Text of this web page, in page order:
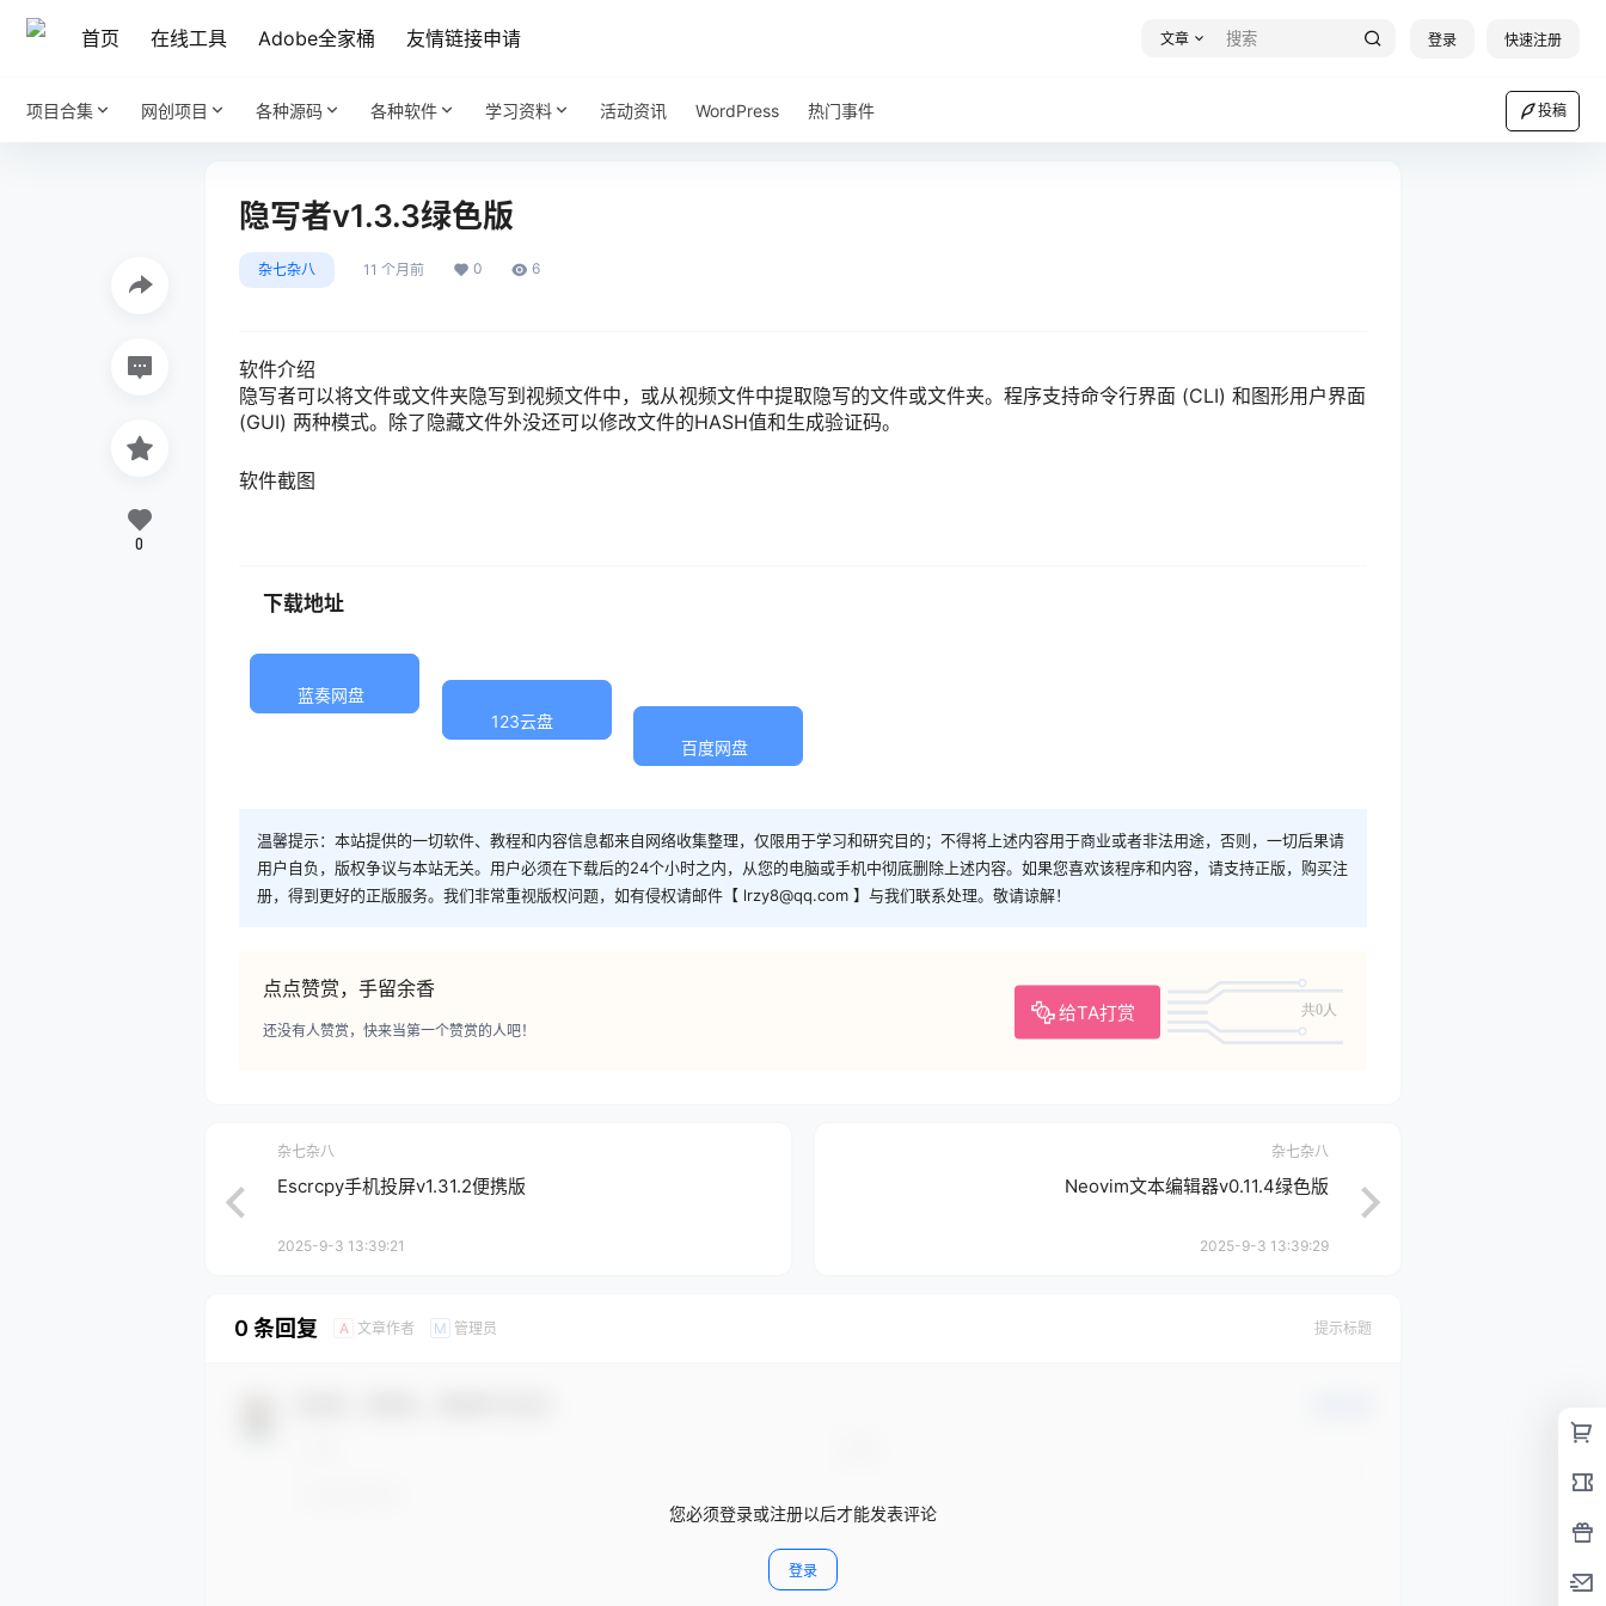
首页 在线工具 Adobe全家桶 友情链接申请 文章 登录 快速注册
项目合集 网创项目 各种源码 各种软件 学习资料 活动资讯 WordPress 热门事件 投稿
隐写者v1.3.3绿色版
杂七杂八 11 个月前 0 6
软件介绍
隐写者可以将文件或文件夹隐写到视频文件中，或从视频文件中提取隐写的文件或文件夹。程序支持命令行界面 (CLI) 和图形用户界面
(GUI) 两种模式。除了隐藏文件外没还可以修改文件的HASH值和生成验证码。
软件截图
下载地址
蓝奏网盘
123云盘
百度网盘
温馨提示：本站提供的一切软件、教程和内容信息都来自网络收集整理，仅限用于学习和研究目的；不得将上述内容用于商业或者非法用途，否则，一切后果请
用户自负，版权争议与本站无关。用户必须在下载后的24个小时之内，从您的电脑或手机中彻底删除上述内容。如果您喜欢该程序和内容，请支持正版，购买注
册，得到更好的正版服务。我们非常重视版权问题，如有侵权请邮件【 lrzy8@qq.com 】与我们联系处理。敬请谅解！
点点赞赏，手留余香
给TA打赏 共0人
还没有人赞赏，快来当第一个赞赏的人吧！
0
杂七杂八
Escrcpy手机投屏v1.31.2便携版
2025-9-3 13:39:21
杂七杂八
Neovim文本编辑器v0.11.4绿色版
2025-9-3 13:39:29
0 条回复 A 文章作者 M 管理员 提示标题
您必须登录或注册以后才能发表评论
登录